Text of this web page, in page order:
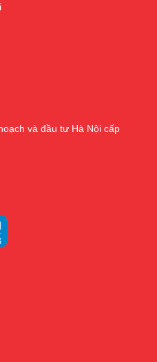
và đầu tư Hà Nội cấp